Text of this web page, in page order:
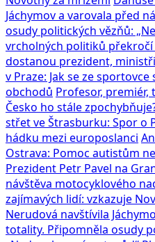
Jáchymov a varovala před
osudy politických vězňů:
vrcholných politiků překročí
dostanou prezident,
v Praze: Jak se ze
obchodů Profesor, premiér,
Česko ho stále
střet ve Štrasburku: Spor o
hádku mezi europoslanci
Ostrava: Pomoc autistům
Prezident Petr Pavel na
návštěva motocyklového
zajímavých lidí: vzkazuje
Nerudová navštívila
totality. Připomněla osudy